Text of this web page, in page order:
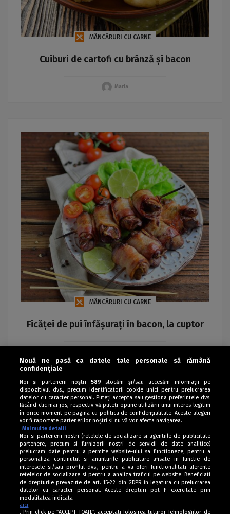
MÂNCĂRURI CU CARNE
Cuiburi de cartofi cu brânză și bacon
Maria
MÂNCĂRURI CU CARNE
Ficăței de pui înfășurați în bacon, la cuptor
Nouă ne pasă ca datele tale personale să rămână
confidențiale
Noi și partenerii noștri 589 stocăm și/sau accesăm informații pe
dispozitivul dvs., precum identificatorii cookie unici pentru prelucrarea
datelor cu caracter personal. Puteți accepta sau gestiona preferințele dvs.
făcând clic mai jos, respectiv vă puteți opune utilizării unui interes legitim
în orice moment pe pagina cu politica de confidențialitate. Aceste alegeri
vor fi raportate partenerilor noștri și nu vă vor afecta navigarea.
Mai multe detalii
Noi si partenerii nostri (retelele de socializare si agentiile de publicitate
partenere, precum si furnizorii nostri de servicii de date analitice)
prelucram date pentru a permite website-ului sa functioneze, pentru a
personaliza continutul si anunturile publicitare afisate in functie de
interesele si/sau profilul dvs., pentru a va oferi functionalitati aferente
retelelor de socializare si pentru a analiza traficul pe website. Beneficiati
de drepturile prevazute de art. 15-22 din GDPR in legatura cu prelucrarea
datelor cu caracter personal. Aceste drepturi pot fi exercitate prin
modalitatea indicata
aici
. Prin click pe “ACCEPT TOATE”, acceptati folosirea tuturor Tehnologiilor de